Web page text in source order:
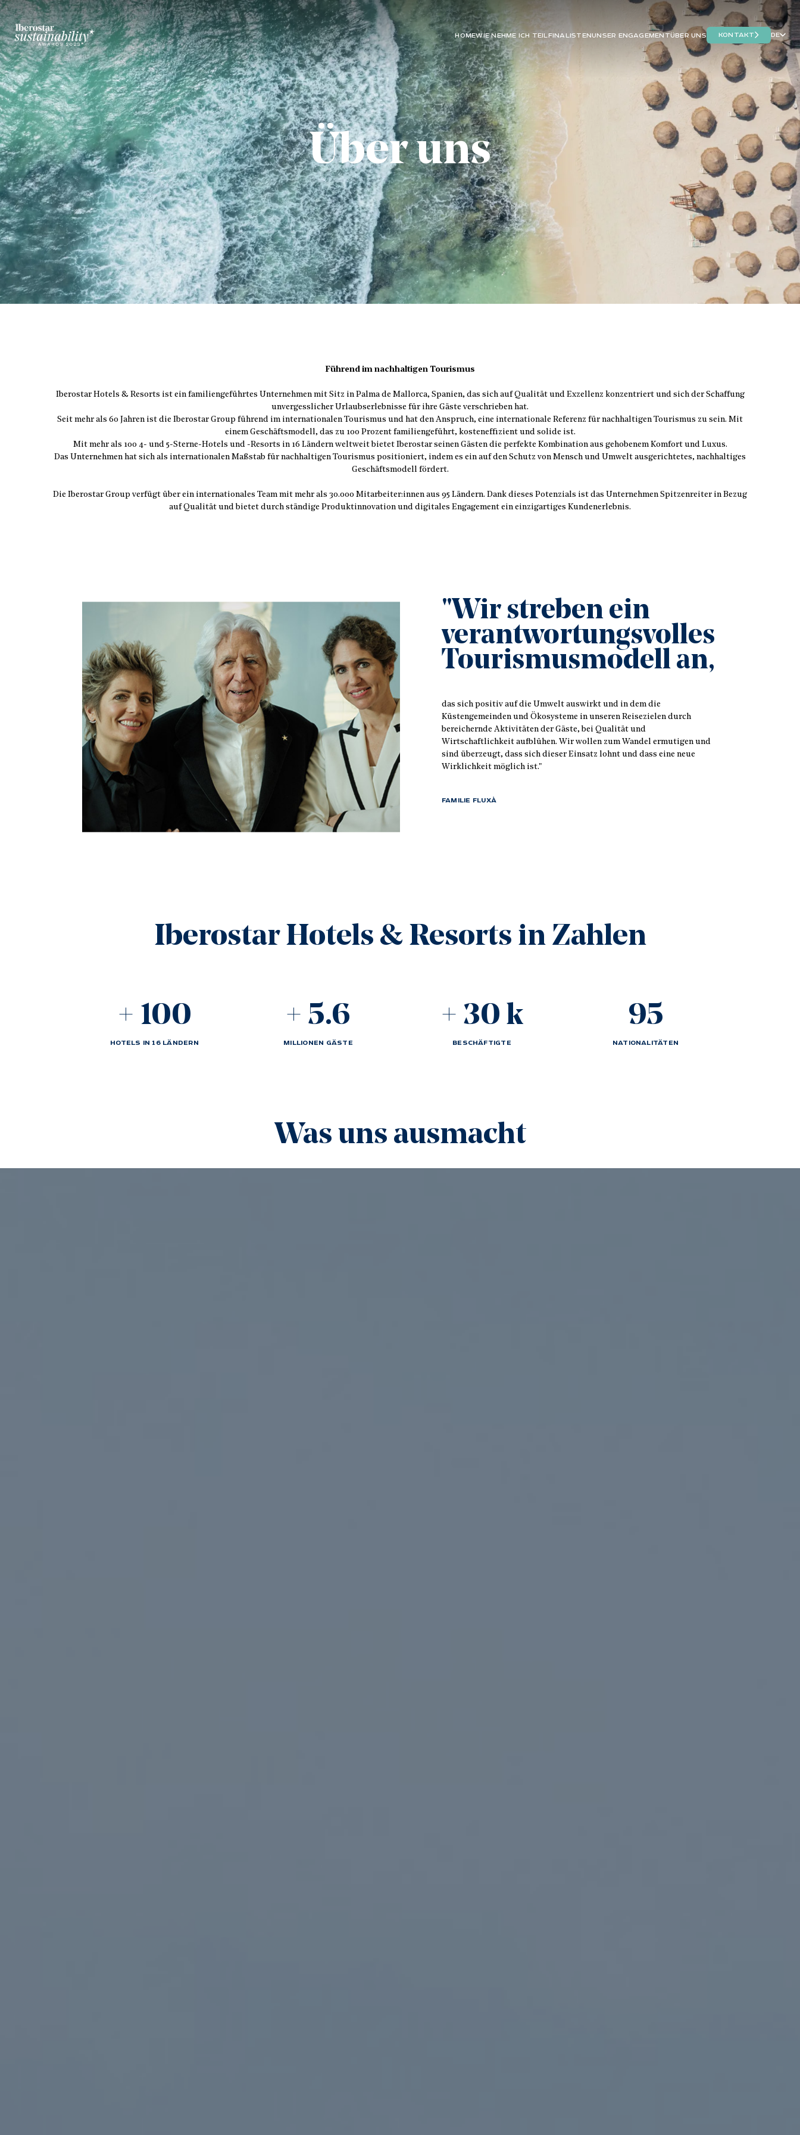
HOMEWIE NEHME ICH TEILFINALISTENUNSER ENGAGEMENTÜBER UNS KONTAKT DE
Über uns
Führend im nachhaltigen Tourismus
Iberostar Hotels & Resorts ist ein familiengeführtes Unternehmen mit Sitz in Palma de Mallorca, Spanien, das sich auf Qualität und Exzellenz konzentriert und sich der Schaffung
unvergesslicher Urlaubserlebnisse für ihre Gäste verschrieben hat.
Seit mehr als 60 Jahren ist die Iberostar Group führend im internationalen Tourismus und hat den Anspruch, eine internationale Referenz für nachhaltigen Tourismus zu sein. Mit
einem Geschäftsmodell, das zu 100 Prozent familiengeführt, kosteneffizient und solide ist.
Mit mehr als 100 4- und 5-Sterne-Hotels und -Resorts in 16 Ländern weltweit bietet Iberostar seinen Gästen die perfekte Kombination aus gehobenem Komfort und Luxus.
Das Unternehmen hat sich als internationalen Maßstab für nachhaltigen Tourismus positioniert, indem es ein auf den Schutz von Mensch und Umwelt ausgerichtetes, nachhaltiges
Geschäftsmodell fördert.
Die Iberostar Group verfügt über ein internationales Team mit mehr als 30.000 Mitarbeiter:innen aus 95 Ländern. Dank dieses Potenzials ist das Unternehmen Spitzenreiter in Bezug
auf Qualität und bietet durch ständige Produktinnovation und digitales Engagement ein einzigartiges Kundenerlebnis.
"Wir streben ein
verantwortungsvolles
Tourismusmodell an,
das sich positiv auf die Umwelt auswirkt und in dem die
Küstengemeinden und Ökosysteme in unseren Reisezielen durch
bereichernde Aktivitäten der Gäste, bei Qualität und
Wirtschaftlichkeit aufblühen. Wir wollen zum Wandel ermutigen und
sind überzeugt, dass sich dieser Einsatz lohnt und dass eine neue
Wirklichkeit möglich ist."
FAMILIE FLUXÀ
Iberostar Hotels & Resorts in Zahlen
+ 100
HOTELS IN 16 LÄNDERN
+ 5.6
MILLIONEN GÄSTE
+ 30 k
BESCHÄFTIGTE
95
NATIONALITÄTEN
Was uns ausmacht